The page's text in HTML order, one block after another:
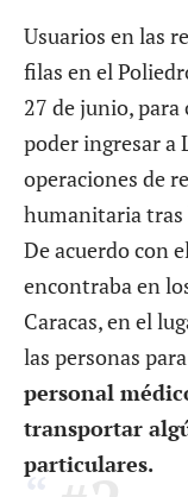
Usuarios en las
filas en el
27 de junio,
poder ingresar a
operaciones de
humanitaria tras
De acuerdo con
encontraba en
Caracas, en el
las personas
personal
transportar
particulares.